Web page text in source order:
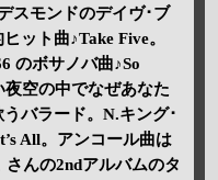
スモンドのデイヴ･ブ
ット曲♪Take Five。
のボサノバ曲♪So
空の中でなぜあなた
バラード。N.キング･
All。アンコール曲は
んの2ndアルバムのタ